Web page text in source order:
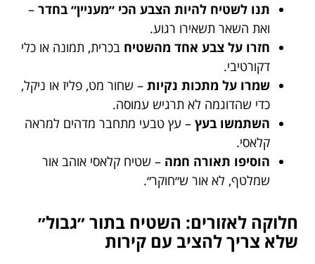
תנו לשטיח להיות הצבע הכי ״מעניין״ בחדר –
ואת השאר תשאירו רגוע.
חזרו על צבע אחד מהשטיח בכרית, תמונה או כלי
דקורטיבי.
שמרו על מתכות נקיות – שחור מט, פליז או ניקל,
כדי שהדוגמה לא תרגיש עמוסה.
השתמשו בעץ – עץ טבעי מתחבר מדהים למראה
קלאסי.
הוסיפו תאורה חמה – שטיח קלאסי אוהב אור
שמלטף, לא אור ש״חוקר״.
חלוקה לאזורים: השטיח בתור ״גבול״
שלא צריך להציב עם קירות